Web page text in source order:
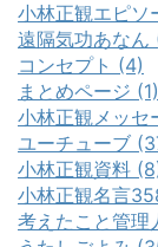
小林正観エピソ
遠隔気功あなん
コンセプト (4)
まとめページ (1)
小林正観メッセ
ユーチューブ
小林正観資料
小林正観名言
考えたこと管理